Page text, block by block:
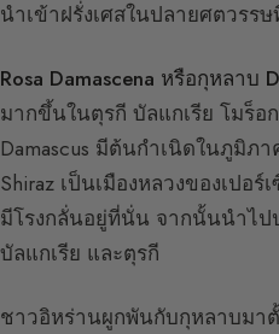
นำเข้าฝรั่งเศสในปลายศตวรรษ
Rosa Damascena หรือกุหลาบ
มากขึ้นในตุรกี บัลแกเรีย โมร็อ
Damascus มีต้นกำเนิดในภูมิภ
Shiraz เป็นเมืองหลวงของเปอร์
มีโรงกลั่นอยู่ที่นั่น จากนั้นนำไปป
บัลแกเรีย และตุรกี
ชาวอิหร่านผูกพันกับกุหลาบมา